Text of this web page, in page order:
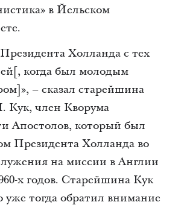
в Йельском
Холланда с тех
когда был молодым
– сказал старейшина
Кук, член Кворума
Апостолов, который был
Президента Холланда во
на миссии в Англии
х годов. Старейшина Кук
уже тогда обратил внимание